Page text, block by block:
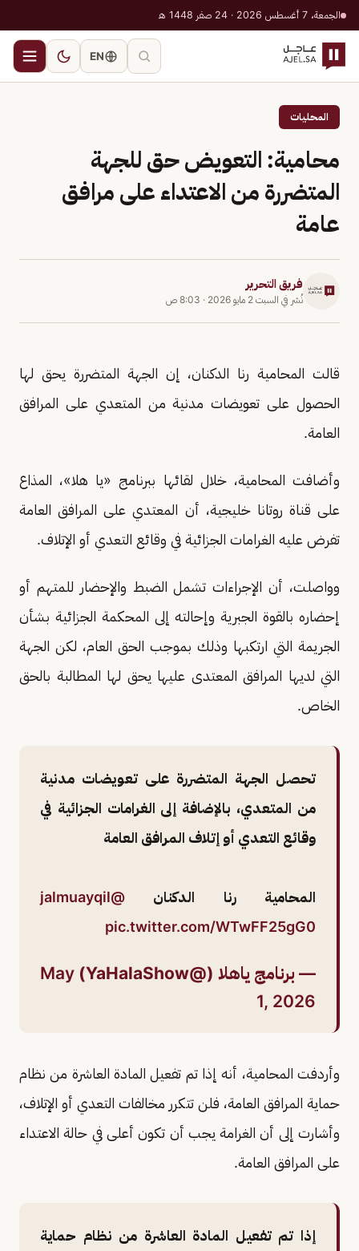
الجمعة، 7 أغسطس 2026 · 24 صفر 1448 هـ
EN
المحليات
محامية: التعويض حق للجهة
المتضررة من الاعتداء على مرافق
عامة
فريق التحرير
نُشر في السبت 2 مايو 2026 · 8:03 ص
قالت المحامية رنا الدكنان، إن الجهة المتضررة يحق لها
الحصول على تعويضات مدنية من المتعدي على المرافق
العامة.
وأضافت المحامية، خلال لقائها ببرنامج «يا هلا»، المذاع
على قناة روتانا خليجية، أن المعتدي على المرافق العامة
تفرض عليه الغرامات الجزائية في وقائع التعدي أو الإتلاف.
وواصلت، أن الإجراءات تشمل الضبط والإحضار للمتهم أو
إحضاره بالقوة الجبرية وإحالته إلى المحكمة الجزائية بشأن
الجريمة التي ارتكبها وذلك بموجب الحق العام، لكن الجهة
التي لديها المرافق المعتدى عليها يحق لها المطالبة بالحق
الخاص.
تحصل الجهة المتضررة على تعويضات مدنية
من المتعدي، بالإضافة إلى الغرامات الجزائية في
وقائع التعدي أو إتلاف المرافق العامة
المحامية رنا الدكنان @jalmuayqil
pic.twitter.com/WTwFF25gG0
— برنامج ياهلا (@YaHalaShow)
May
1, 2026
وأردفت المحامية، أنه إذا تم تفعيل المادة العاشرة من نظام
حماية المرافق العامة، فلن تتكرر مخالفات التعدي أو الإتلاف،
وأشارت إلى أن الغرامة يجب أن تكون أعلى في حالة الاعتداء
على المرافق العامة.
إذا تم تفعيل المادة العاشرة من نظام حماية